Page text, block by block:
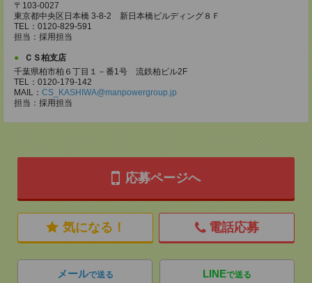
〒103-0027
東京都中央区日本橋 3-8-2 新日本橋ビルディング８Ｆ
TEL：0120-829-591
担当：採用担当
ＣＳ柏支店
千葉県柏市柏６丁目１－番1号 流鉄柏ビル2F
TEL：0120-179-142
MAIL： CS_KASHIWA@manpowergroup.jp
担当：採用担当
応募ページへ
気になる！ 電話応募
メールで送る LINEで送る